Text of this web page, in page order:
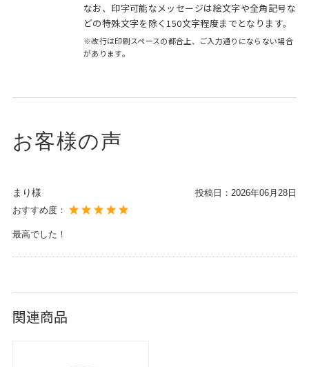
なお、印字可能なメッセージは絵文字や全角記号な
どの特殊文字を除く150文字程度までとなります。
※改行は印刷スペースの都合上、ご入力通りにならない場合
があります。
お客様の声
まり様 投稿日： 2026年06月28日
おすすめ度：
最高でした！
関連商品